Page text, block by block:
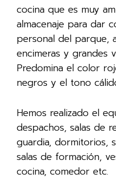
cocina que es muy
almacenaje para dar
personal del parque,
encimeras y grandes
Predomina el color
negros y el tono
Hemos realizado el
despachos, salas de
guardia, dormitorios,
salas de formación,
cocina, comedor etc.